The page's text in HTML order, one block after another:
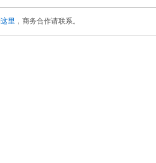
这里 ，商务合作请联系。